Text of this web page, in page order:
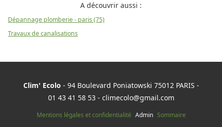
A découvrir aussi :
Dépannage plomberie - paris (75)
Travaux de canalisations
Clim' Ecolo - 94 Boulevard Poniatowski 75012 PARIS -
01 43 41 58 53- climecolo@gmail.com
Mentions légales et confidentialité Admin Sommaire